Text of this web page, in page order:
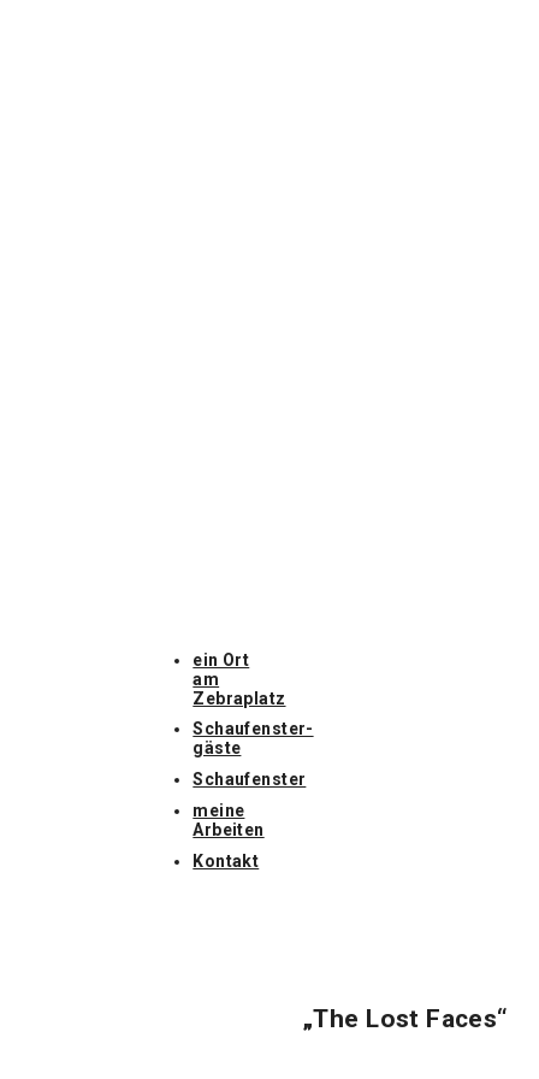
ein Ort
am
Zebraplatz
Schaufenster­
gäste
Schaufenster
meine
Arbeiten
Kontakt
„The Lost Faces“